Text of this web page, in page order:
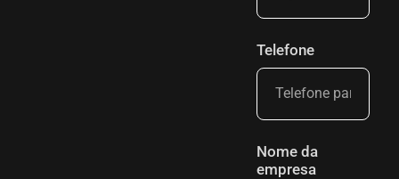
Telefone
Nome da
empresa